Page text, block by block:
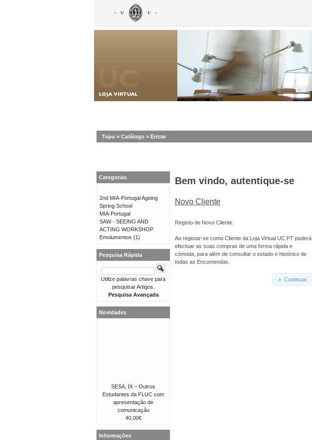
Topo » Catálogo » Entrar
Bem vindo, autentique-se
Novo Cliente
Registo de Novo Cliente.
Ao registar-se como Cliente da Loja Virtual UC.PT poderá
efectuar as suas compras de uma forma rápida e
cómoda, para além de consultar o estado e histórico de
todas as Encomendas.
Continuar
Categorias
2nd MIA-Portugal Ageing
Spring School
MIA-Portugal
SAW - SEEING AND
ACTING WORKSHOP
Emolumentos (1)
Pesquisa Rápida
Utilize palavras chave para
pesquisar Artigos.
Pesquisa Avançada
Novidades
SESA, IX – Outros
Estudantes da FLUC com
apresentação de
comunicação
40,00€
Informações